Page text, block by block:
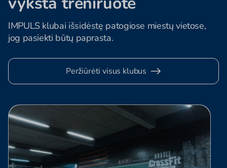
IMPULS klubai išsidėstę patogiose miestų vietose,
jog pasiekti būtų paprasta.
Peržiūrėti visus klubus